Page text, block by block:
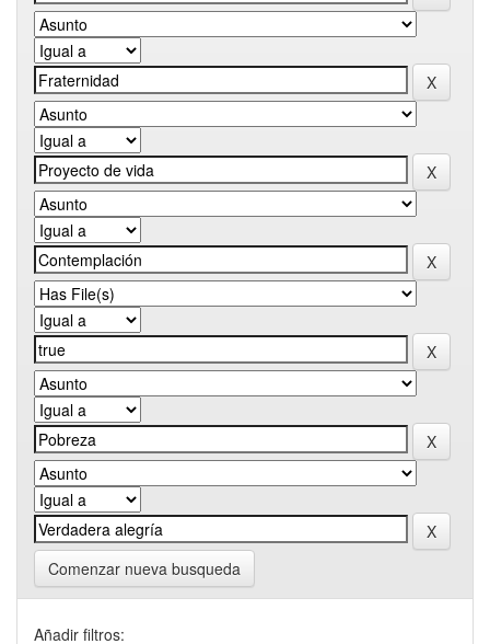
Comenzar nueva busqueda
Añadir filtros: